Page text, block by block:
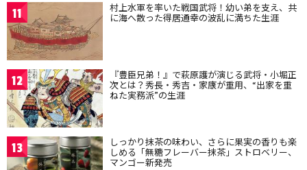
11 村上水軍を率いた戦国武将！幼い弟を支え、共
に海へ散った得居通幸の波乱に満ちた生涯
12 『豊臣兄弟！』で萩原護が演じる武将・小堀正
次とは？秀長・秀吉・家康が重用、“出家を重
ねた実務派”の生涯
13 しっかり抹茶の味わい、さらに果実の香りも楽
しめる「無糖フレーバー抹茶」ストロベリー、
マンゴー新発売